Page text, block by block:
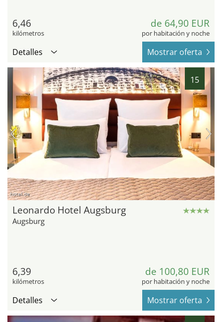
6,46
kilómetros
de 64,90 EUR
por habitación y noche
Detalles Mostrar oferta
15
hotel.de
Leonardo Hotel Augsburg
Augsburg
6,39
kilómetros
de 100,80 EUR
por habitación y noche
Detalles Mostrar oferta